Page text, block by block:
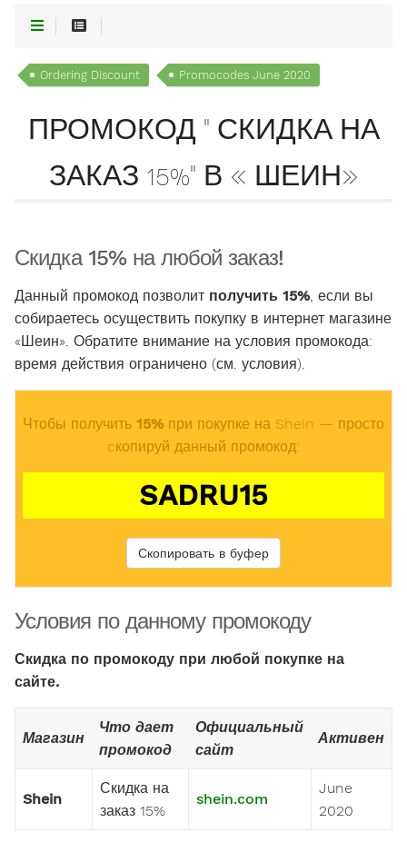
Ordering Discount Promocodes June 2020
ПРОМОКОД " СКИДКА НА
ЗАКАЗ 15%" В « ШЕИН»
Скидка 15% на любой заказ!
Данный промокод позволит получить 15% , если вы
собираетесь осуществить покупку в интернет магазине
«Шеин». Обратите внимание на условия промокода:
время действия ограничено (см. условия).
Чтобы получить 15% при покупке на Shein — просто
cкопируй данный промокод:
SADRU15
Скопировать в буфер
Условия по данному промокоду
Скидка по промокоду при любой покупке на
сайте.
Магазин
Что дает
промокод
Официальный
сайт
Активен
Shein
Скидка на
заказ 15%
shein.com
June
2020